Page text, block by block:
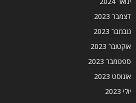
דצמבר 2023
נובמבר 2023
אוקטובר 2023
ספטמבר 2023
אוגוסט 2023
יולי 2023